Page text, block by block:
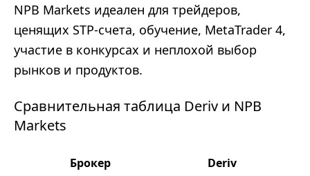
NPB Markets идеален для трейдеров,
ценящих STP-счета, обучение, MetaTrader 4,
участие в конкурсах и неплохой выбор
рынков и продуктов.
Сравнительная таблица Deriv и NPB
Markets
Брокер Deriv